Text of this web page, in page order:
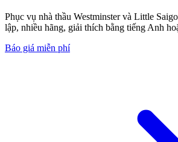
Phục vụ nhà thầu Westminster và Little
lập, nhiều hãng, giải thích bằng tiếng Anh
Báo giá miễn phí